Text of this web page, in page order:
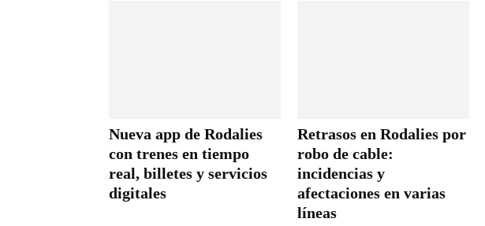
Nueva app de Rodalies
con trenes en tiempo
real, billetes y servicios
digitales
Retrasos en Rodalies por
robo de cable:
incidencias y
afectaciones en varias
líneas